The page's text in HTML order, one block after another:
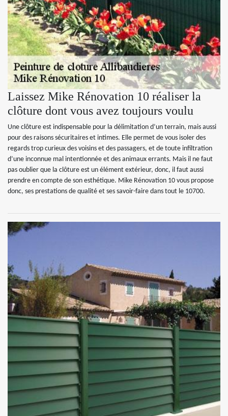
Laissez Mike Rénovation 10 réaliser la
clôture dont vous avez toujours voulu
Une clôture est indispensable pour la délimitation d’un terrain, mais aussi
pour des raisons sécuritaires et intimes. Elle permet de vous isoler des
regards trop curieux des voisins et des passagers, et de toute infiltration
d’une inconnue mal intentionnée et des animaux errants. Mais il ne faut
pas oublier que la clôture est un élément extérieur, donc, il faut aussi
prendre en compte de son esthétique. Mike Rénovation 10 vous propose
donc, ses prestations de qualité et ses savoir-faire dans tout le 10700.